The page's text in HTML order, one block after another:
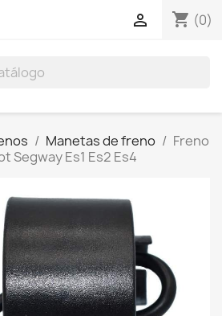
shopping_cart (0)

Manetas de freno
Freno
Segway Es1 Es2 Es4